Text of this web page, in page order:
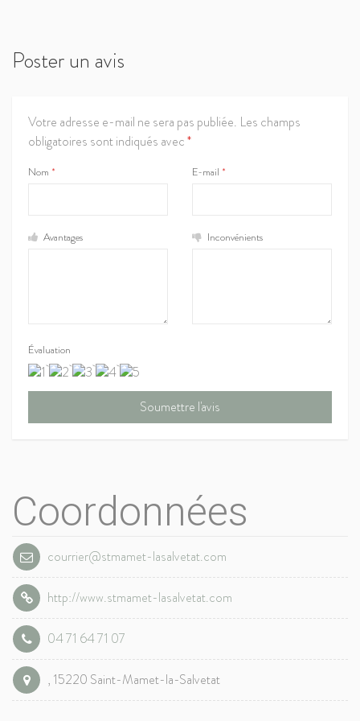
Poster un avis
Votre adresse e-mail ne sera pas publiée. Les champs
obligatoires sont indiqués avec*
Nom * E-mail *
Avantages Inconvénients
Évaluation
Coordonnées
courrier@stmamet-lasalvetat.com
http://www.stmamet-lasalvetat.com
04 71 64 71 07
, 15220 Saint-Mamet-la-Salvetat